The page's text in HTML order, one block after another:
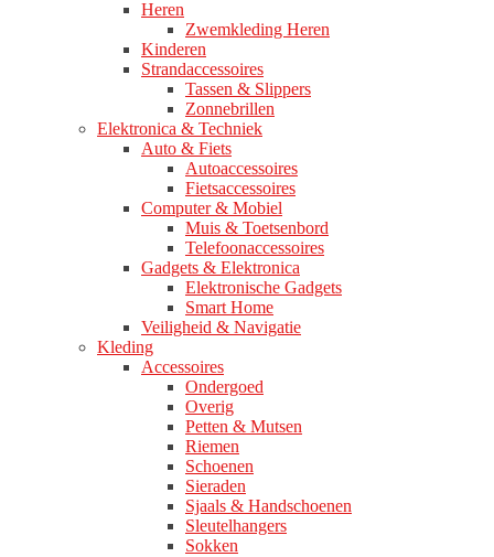
Heren
Zwemkleding Heren
Kinderen
Strandaccessoires
Tassen & Slippers
Zonnebrillen
Elektronica & Techniek
Auto & Fiets
Autoaccessoires
Fietsaccessoires
Computer & Mobiel
Muis & Toetsenbord
Telefoonaccessoires
Gadgets & Elektronica
Elektronische Gadgets
Smart Home
Veiligheid & Navigatie
Kleding
Accessoires
Ondergoed
Overig
Petten & Mutsen
Riemen
Schoenen
Sieraden
Sjaals & Handschoenen
Sleutelhangers
Sokken